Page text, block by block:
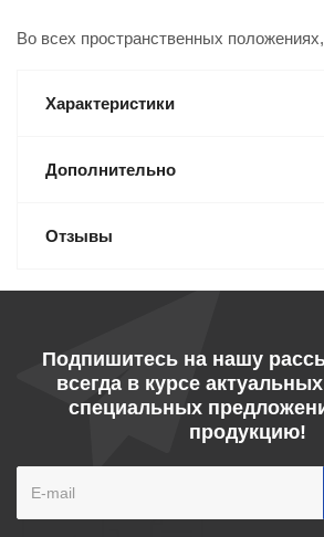
Во всех пространственных
Характеристики
Дополнительно
Отзывы
Подпишитесь на нашу
всегда в курсе
специальных
продукцию!